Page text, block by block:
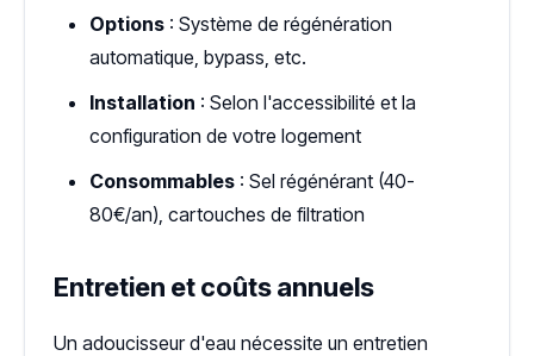
Options : Système de régénération
automatique, bypass, etc.
Installation : Selon l'accessibilité et la
configuration de votre logement
Consommables : Sel régénérant (40-
80€/an), cartouches de filtration
Entretien et coûts annuels
Un adoucisseur d'eau nécessite un entretien